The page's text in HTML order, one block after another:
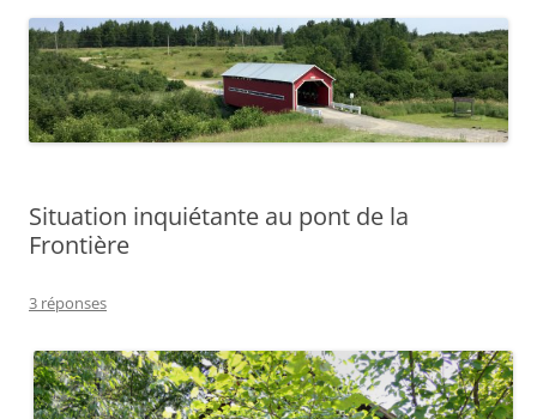
Situation inquiétante au pont de la
Frontière
3 réponses